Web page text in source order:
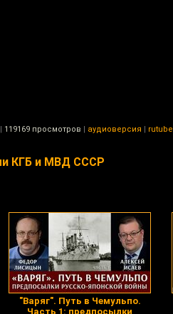
| 119169 просмотров | аудиоверсия | rutube
КГБ и МВД СССР
"Варяг". Путь в Чемульпо.
Часть 1: предпосылки